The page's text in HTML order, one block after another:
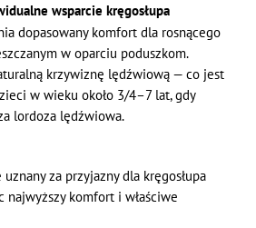
wsparcie kręgosłupa
dopasowany komfort dla rosnącego
w oparciu poduszkom.
krzywiznę lędźwiową — co jest
w wieku około 3/4–7 lat, gdy
lordoza lędźwiowa.
za przyjazny dla kręgosłupa
najwyższy komfort i właściwe